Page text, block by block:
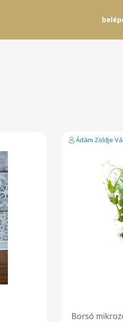
Ádám Zöldje
Borsó